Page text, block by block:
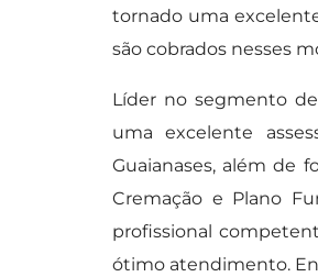
tornado uma
são cobrados nesses
Líder no segmento
uma excelente
Guaianases, além de
Cremação e Plano
profissional
ótimo atendimento.